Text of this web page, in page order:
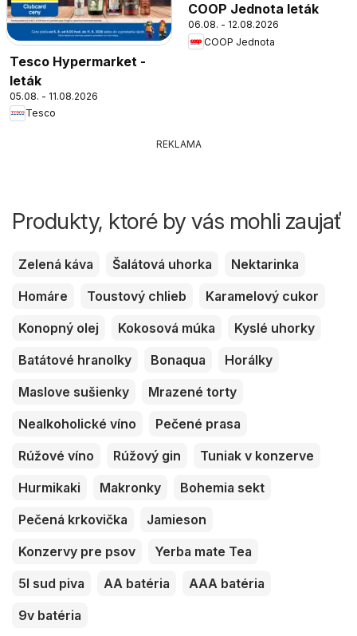
Tesco Hypermarket -
leták
05.08. - 11.08.2026
Tesco
COOP Jednota leták
06.08. - 12.08.2026
COOP Jednota
REKLAMA
Produkty, ktoré by vás mohli zaujať
Zelená káva Šalátová uhorka
Nektarinka
Homáre
Toustový chlieb
Karamelový cukor
Konopný olej
Kokosová múka
Kyslé uhorky
Batátové hranolky
Bonaqua
Horálky
Maslove sušienky
Mrazené torty
Nealkoholické víno
Pečené prasa
Rúžové víno
Rúžový gin
Tuniak v konzerve
Hurmikaki
Makronky
Bohemia sekt
Pečená krkovička
Jamieson
Konzervy pre psov
Yerba mate Tea
5l sud piva
AA batéria
AAA batéria
9v batéria